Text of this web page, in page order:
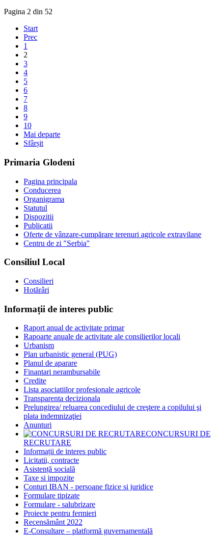
Pagina 2 din 52
Start
Prec
1
2
3
4
5
6
7
8
9
10
Mai departe
Sfârșit
Primaria Glodeni
Pagina principala
Conducerea
Organigrama
Statutul
Dispozitii
Publicatii
Oferte de vânzare-cumpărare terenuri agricole extravilane
Centru de zi "Serbia"
Consiliul Local
Consilieri
Hotărâri
Informații de interes public
Raport anual de activitate primar
Rapoarte anuale de activitate ale consilierilor locali
Urbanism
Plan urbanistic general (PUG)
Planul de aparare
Finantari nerambursabile
Credite
Lista asociatiilor profesionale agricole
Transparenta decizionala
Prelungirea/ reluarea concediului de creştere a copilului şi
plata indemnizaţiei
Anunturi
CONCURSURI DE
RECRUTARE
Informații de interes public
Licitatii, contracte
Asistență socială
Taxe si impozite
Conturi IBAN - persoane fizice si juridice
Formulare tipizate
Formulare - salubrizare
Proiecte pentru fermieri
Recensământ 2022
E-Consultare – platformă guvernamentală